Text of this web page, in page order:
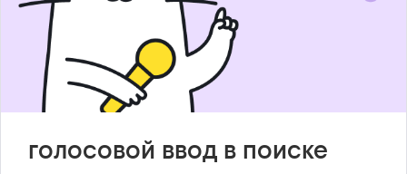
голосовой ввод в поиске